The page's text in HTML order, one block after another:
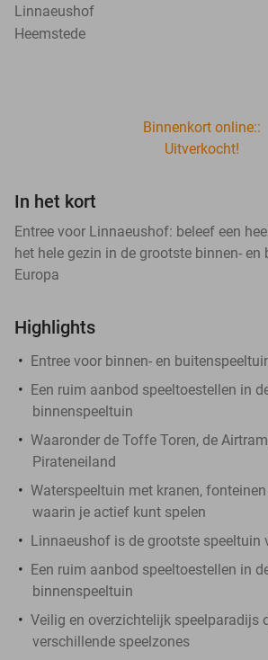
Linnaeushof
Heemstede
Binnenkort online::
Uitverkocht!
In het kort
Entree voor Linnaeushof: beleef een
het hele gezin in de grootste binnen-
Europa
Highlights
Entree voor binnen- en
Een ruim aanbod speeltoestellen in
binnenspeeltuin
Waaronder de Toffe Toren, de
Pirateneiland
Waterspeeltuin met kranen,
waarin je actief kunt spelen
Linnaeushof is de grootste speeltuin
Een ruim aanbod speeltoestellen in
binnenspeeltuin
Veilig en overzichtelijk speelparadijs
verschillende speelzones